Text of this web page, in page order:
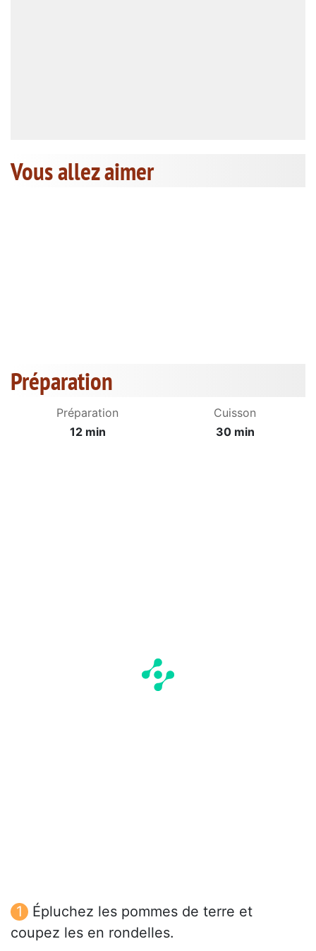
Vous allez aimer
Préparation
Préparation
12 min
Cuisson
30 min
Épluchez les pommes de terre et
coupez les en rondelles.